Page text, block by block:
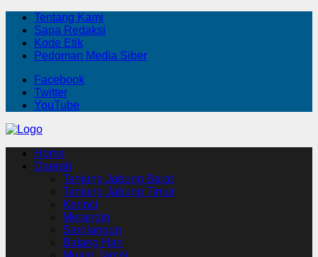
Tentang Kami
Sapa Redaksi
Kode Etik
Pedoman Media Siber
Facebook
Twitter
YouTube
Home
Daerah
Tanjung Jabung Barat
Tanjung Jabung Timur
Kerinci
Merangin
Sarolangun
Batang Hari